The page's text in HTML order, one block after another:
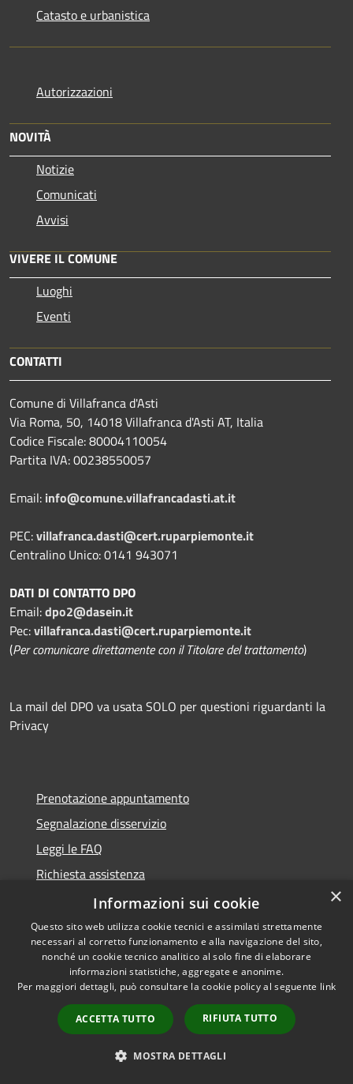
Catasto e urbanistica
Autorizzazioni
NOVITÀ
Notizie
Comunicati
Avvisi
VIVERE IL COMUNE
Luoghi
Eventi
CONTATTI
Comune di Villafranca d'Asti
Via Roma, 50, 14018 Villafranca d'Asti AT, Italia
Codice Fiscale: 80004110054
Partita IVA: 00238550057
Email: info@comune.villafrancadasti.at.it
PEC:villafranca.dasti@cert.ruparpiemonte.it
Centralino Unico: 0141 943071
DATI DI CONTATTO DPO
Email:dpo2@dasein.it
Pec:villafranca.dasti@cert.ruparpiemonte.it
(Per comunicare direttamente con il Titolare del trattamento)
La mail del DPO va usata SOLO per questioni riguardanti la
Privacy
Prenotazione appuntamento
Segnalazione disservizio
Leggi le FAQ
Richiesta assistenza
Amministrazione trasparente
Albo Pretorio
Informativa privacy
Note legali
Dichiarazione di accessibilità
×
Informazioni sui cookie
Questo sito web utilizza cookie tecnici e assimilati strettamente
necessari al corretto funzionamento e alla navigazione del sito,
nonché un cookie tecnico analitico al solo fine di elaborare
informazioni statistiche, aggregate e anonime.
Per maggiori dettagli, può consultare la cookie policy al seguente link
ACCETTA TUTTO RIFIUTA TUTTO
MOSTRA DETTAGLI